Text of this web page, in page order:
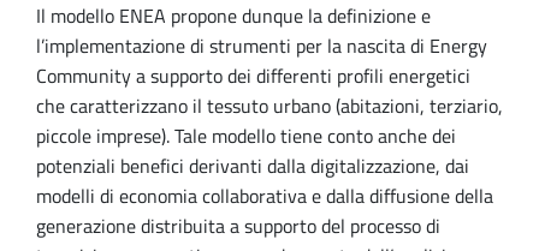
Il modello ENEA propone dunque la definizione e
l’implementazione di strumenti per la nascita di Energy
Community a supporto dei differenti profili energetici
che caratterizzano il tessuto urbano (abitazioni, terziario,
piccole imprese). Tale modello tiene conto anche dei
potenziali benefici derivanti dalla digitalizzazione, dai
modelli di economia collaborativa e dalla diffusione della
generazione distribuita a supporto del processo di